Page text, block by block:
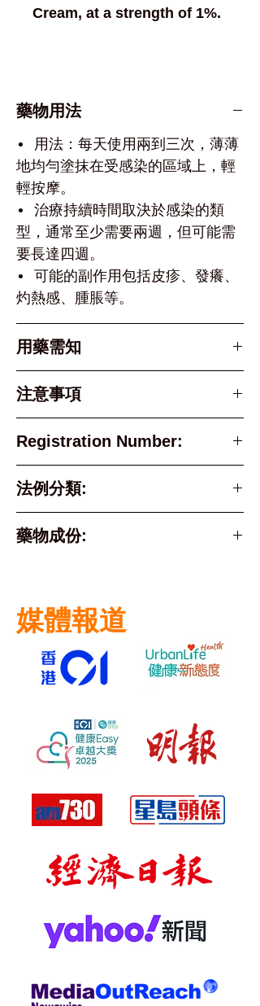
Cream, at a strength of 1%.
藥物用法
•⁠ ⁠用法：每天使用兩到三次，薄薄
地均勻塗抹在受感染的區域上，輕
輕按摩。
•⁠ ⁠治療持續時間取決於感染的類
型，通常至少需要兩週，但可能需
要長達四週。
•⁠ ⁠可能的副作用包括皮疹、發癢、
灼熱感、腫脹等。
用藥需知
敏的人，
•⁠ ⁠懷孕、哺乳或試圖懷孕的人在使
用前應向醫生或助產士咨詢。
•⁠ ⁠注意不要將乳膏放入口中或吞
嚥，如果不小心發生，應立即告訴
醫生。
放在25°C以上的溫度下。 請注
意，這些要點僅供參考，使用前還
是應該仔細閱讀產品說明書或向專
業醫療人員查詢。
注意事項
關的資訊和最常用的劑量。這些資
療建議，請徵詢你的醫生或藥劑
師，並按照你所服用的藥物說明使
用。
Registration Number:
法例分類:
藥物成份:
媒體報道